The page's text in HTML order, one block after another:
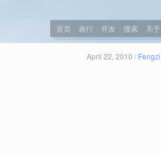
首页 旅行 开发 搜索 关于
April 22, 2010 / Fengzi